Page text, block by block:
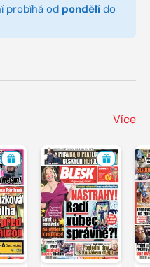
probíhá od pondělí do
Více